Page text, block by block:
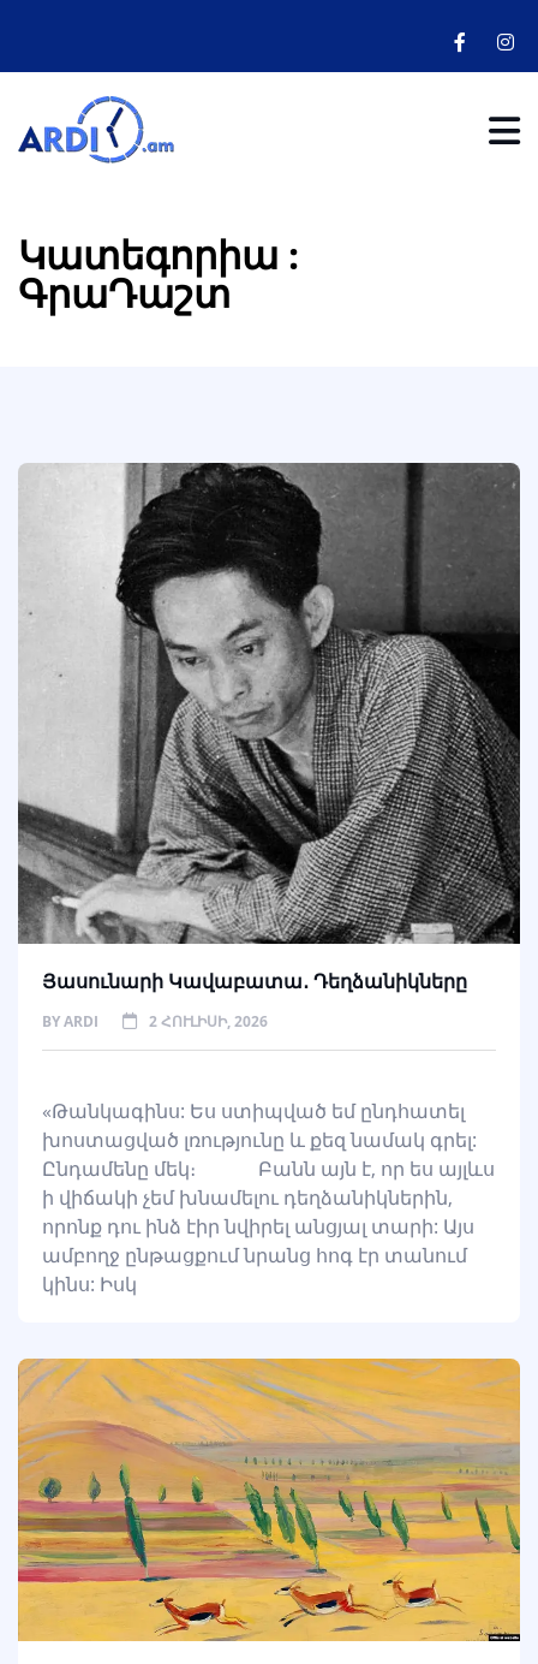
Կատեգորիա :
ԳրաԴաշտ
Յասունարի Կավաբատա․ Դեղձանիկները
BYARDI 2 ՀՈՒԼԻՍԻ, 2026
«Թանկագինս: Ես ստիպված եմ ընդհատել
խոստացված լռությունը և քեզ նամակ գրել:
Ընդամենը մեկ։ Բանն այն է, որ ես այլևս
ի վիճակի չեմ խնամելու դեղձանիկներին,
որոնք դու ինձ էիր նվիրել անցյալ տարի: Այս
ամբողջ ընթացքում նրանց հոգ էր տանում
կինս: Իսկ